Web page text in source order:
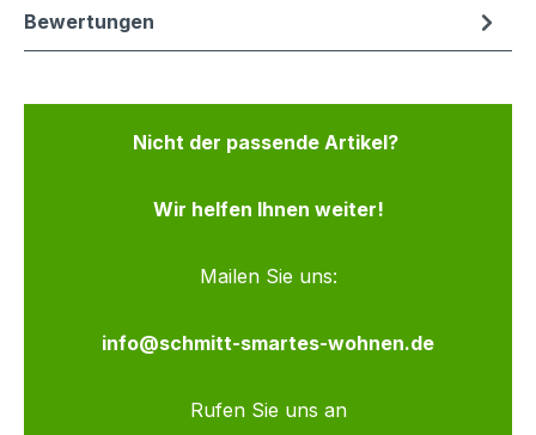
Bewertungen
Nicht der passende Artikel?
Wir helfen Ihnen weiter!
Mailen Sie uns:
info@schmitt-smartes-wohnen.de
Rufen Sie uns an